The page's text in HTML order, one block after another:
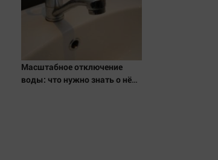
Масштабное отключение
воды: что нужно знать о нём